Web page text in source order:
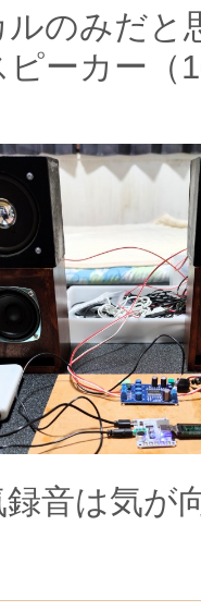
ルのみだと
ピーカー（
録音は気